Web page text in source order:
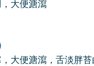
大便溏瀉
大便溏瀉，舌淡胖苔